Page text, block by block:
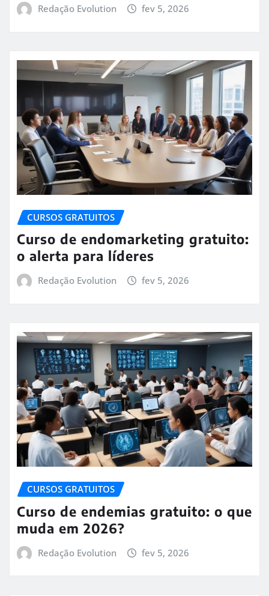
Redação Evolution fev 5, 2026
CURSOS GRATUITOS
Curso de endomarketing gratuito:
o alerta para líderes
Redação Evolution fev 5, 2026
CURSOS GRATUITOS
Curso de endemias gratuito: o que
muda em 2026?
Redação Evolution fev 5, 2026